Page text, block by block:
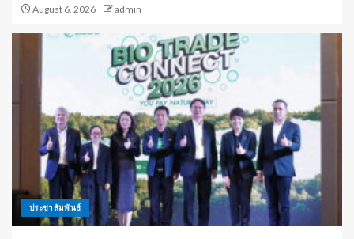
August 6, 2026 admin
ประชาสัมพันธ์